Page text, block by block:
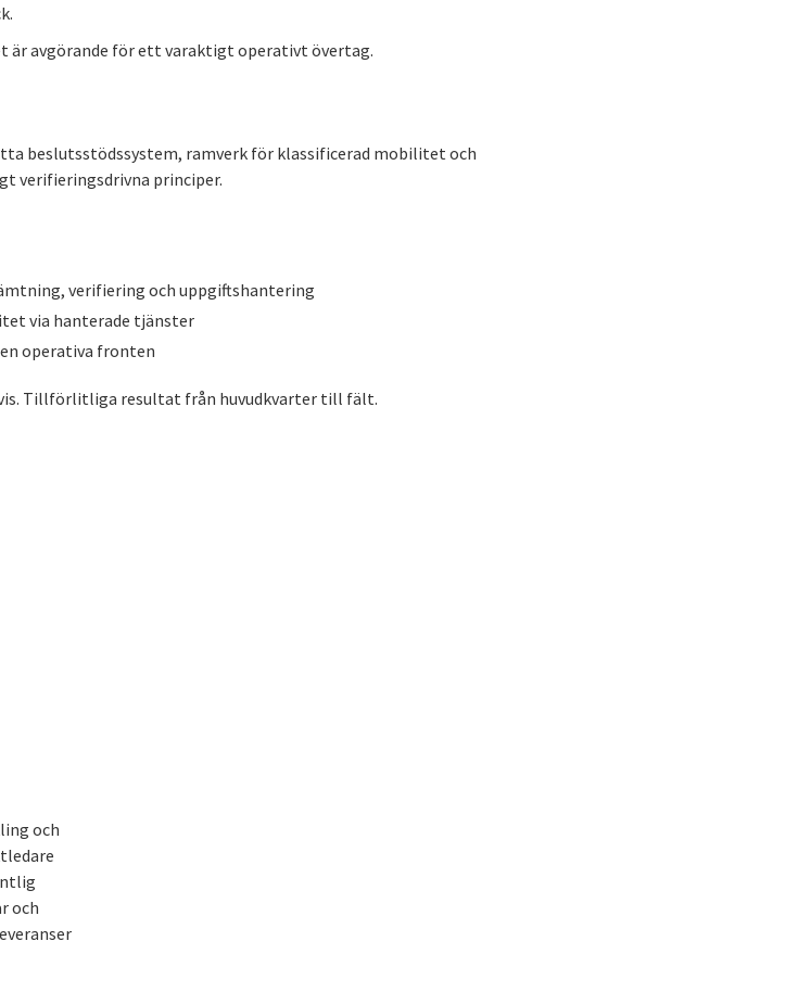
avgörande för ett varaktigt operativt övertag.
beslutsstödssystem, ramverk för klassificerad mobilitet och
verifieringsdrivna principer.
verifiering och uppgiftshantering
via hanterade tjänster
operativa fronten
Tillförlitliga resultat från huvudkvarter till fält.
on Emailon Print
och
och